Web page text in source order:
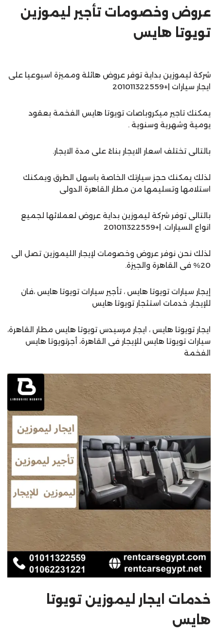
عروض وخصومات تأجير ليموزين
تويوتا هايس
شركة ليموزين بداية توفر عروض هائلة ومميزة اسبوعيا على
ايجار سيارات |+201011322559
يمكنك تاجير ميكروباصات تويوتا هايس الفخمة بعقود
يومية وشهرية وسنوية .
بالتالى تختلف اسعار الايجار بناءً على مدة الايجار.
لذلك يمكنك حجز سيارتك الخاصة باسهل الطرق ويمكنك
استلامها وتسليمها من مطار القاهرة الدولى
بالتالى توفر شركة ليموزين بداية عروض لعملائها لجميع
انواع السيارات. |+201011322559
لذلك نحن نوفر عروض وخصومات لإيجار الليموزين تصل الى
20% فى القاهرة والجيزة.
إيجار سيارات تويوتا هايس ، تأجير سيارات تويوتا هايس ،فان
للإيجار، خدمات استئجار تويوتا هايس
ايجار تويوتا هايس ، ايجار مرسيدس تويوتا هايس مطار القاهرة،
سيارات تويوتا هايس للإيجار فى القاهرة، أجرتويوتا هايس
الفخمة
خدمات ايجار ليموزين تويوتا
هايس